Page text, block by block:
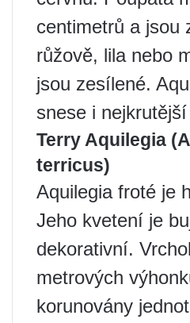
centimetrů a jsou
růžově, lila nebo
jsou zesílené.
snese i
Terry Aquilegia
terricus)
Aquilegia froté je
Jeho kvetení je
dekorativní.
metrových
korunovány